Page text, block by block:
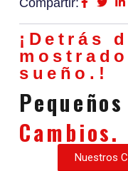
Compartir:
¡Detrás
sueño.!
Cambios.
Nuestros